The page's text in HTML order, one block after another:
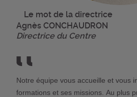
Le mot de la directrice
Agnès CONCHAUDRON
Directrice du Centre
Notre équipe vous accueille et vous
formations et ses missions. Au plus